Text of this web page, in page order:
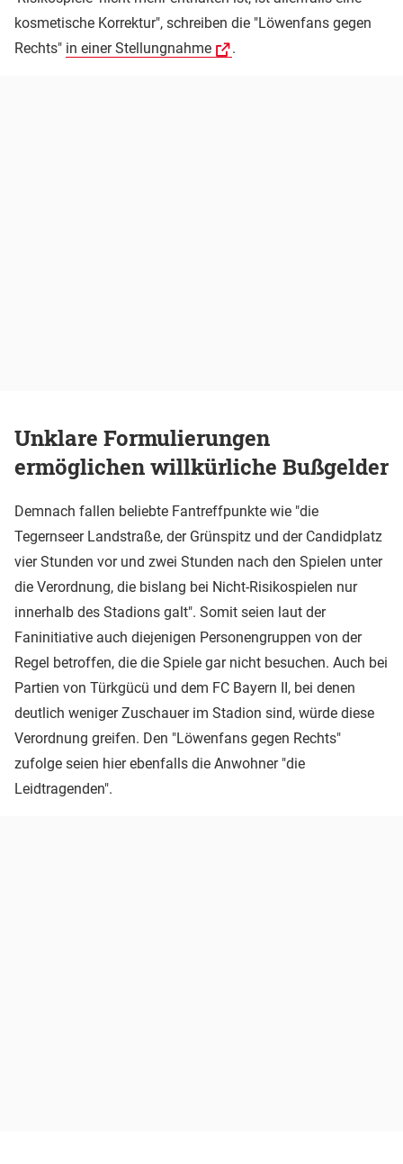
kosmetische Korrektur", schreiben die "Löwenfans gegen
Rechts" in einer Stellungnahme .
Unklare Formulierungen
ermöglichen willkürliche Bußgelder
Demnach fallen beliebte Fantreffpunkte wie "die
Tegernseer Landstraße, der Grünspitz und der Candidplatz
vier Stunden vor und zwei Stunden nach den Spielen unter
die Verordnung, die bislang bei Nicht-Risikospielen nur
innerhalb des Stadions galt". Somit seien laut der
Faninitiative auch diejenigen Personengruppen von der
Regel betroffen, die die Spiele gar nicht besuchen. Auch bei
Partien von Türkgücü und dem FC Bayern II, bei denen
deutlich weniger Zuschauer im Stadion sind, würde diese
Verordnung greifen. Den "Löwenfans gegen Rechts"
zufolge seien hier ebenfalls die Anwohner "die
Leidtragenden".